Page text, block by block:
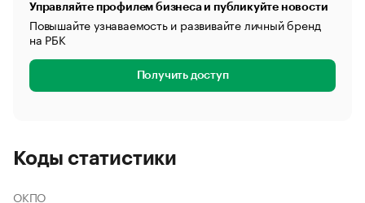
Управляйте профилем бизнеса и публикуйте новости
Повышайте узнаваемость и развивайте личный бренд
на РБК
Получить доступ
Коды статистики
ОКПО